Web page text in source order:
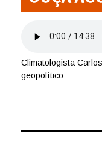
Climatologista
geopolítico